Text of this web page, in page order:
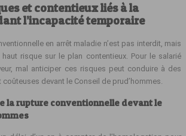
et contentieux liés à la
l’incapacité temporaire
en arrêt maladie n’est pas interdit, mais
risque sur le plan contentieux. Pour le salarié
mal anticiper ces risques peut conduire à des
devant le Conseil de prud’hommes.
la rupture conventionnelle devant le